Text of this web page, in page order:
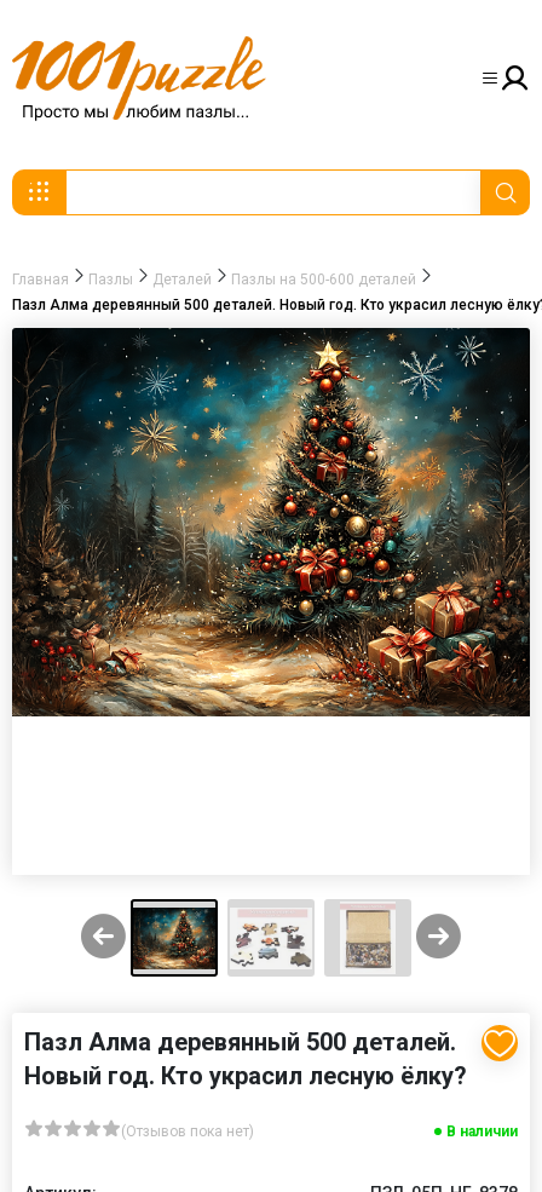
Главная Пазлы Деталей
Пазлы на 500-600 деталей
Пазл Алма деревянный 500 деталей. Новый год. Кто украсил лесную
Пазл Алма деревянный 500 деталей.
Новый год. Кто украсил лесную ёлку?
(Отзывов пока нет) В наличии